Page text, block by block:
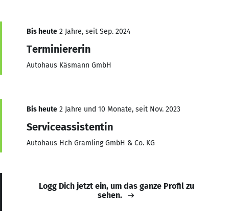
Bis heute 2 Jahre, seit Sep. 2024
Terminiererin
Autohaus Käsmann GmbH
Bis heute 2 Jahre und 10 Monate, seit Nov. 2023
Serviceassistentin
Autohaus Hch Gramling GmbH & Co. KG
Logg Dich jetzt ein, um das ganze Profil zu
sehen.